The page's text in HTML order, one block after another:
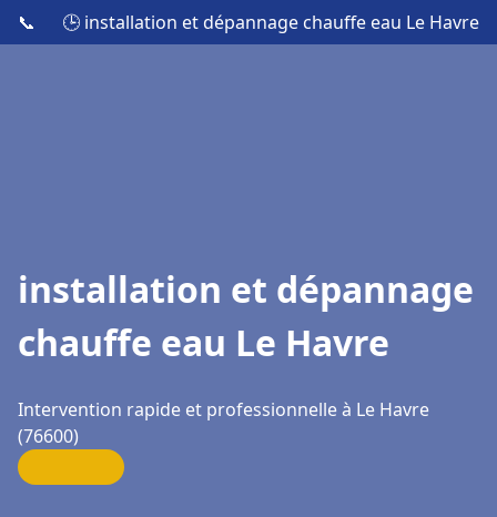
📞 🕒 installation et dépannage chauffe eau Le Havre
installation et dépannage
chauffe eau Le Havre
Intervention rapide et professionnelle à Le Havre
(76600)